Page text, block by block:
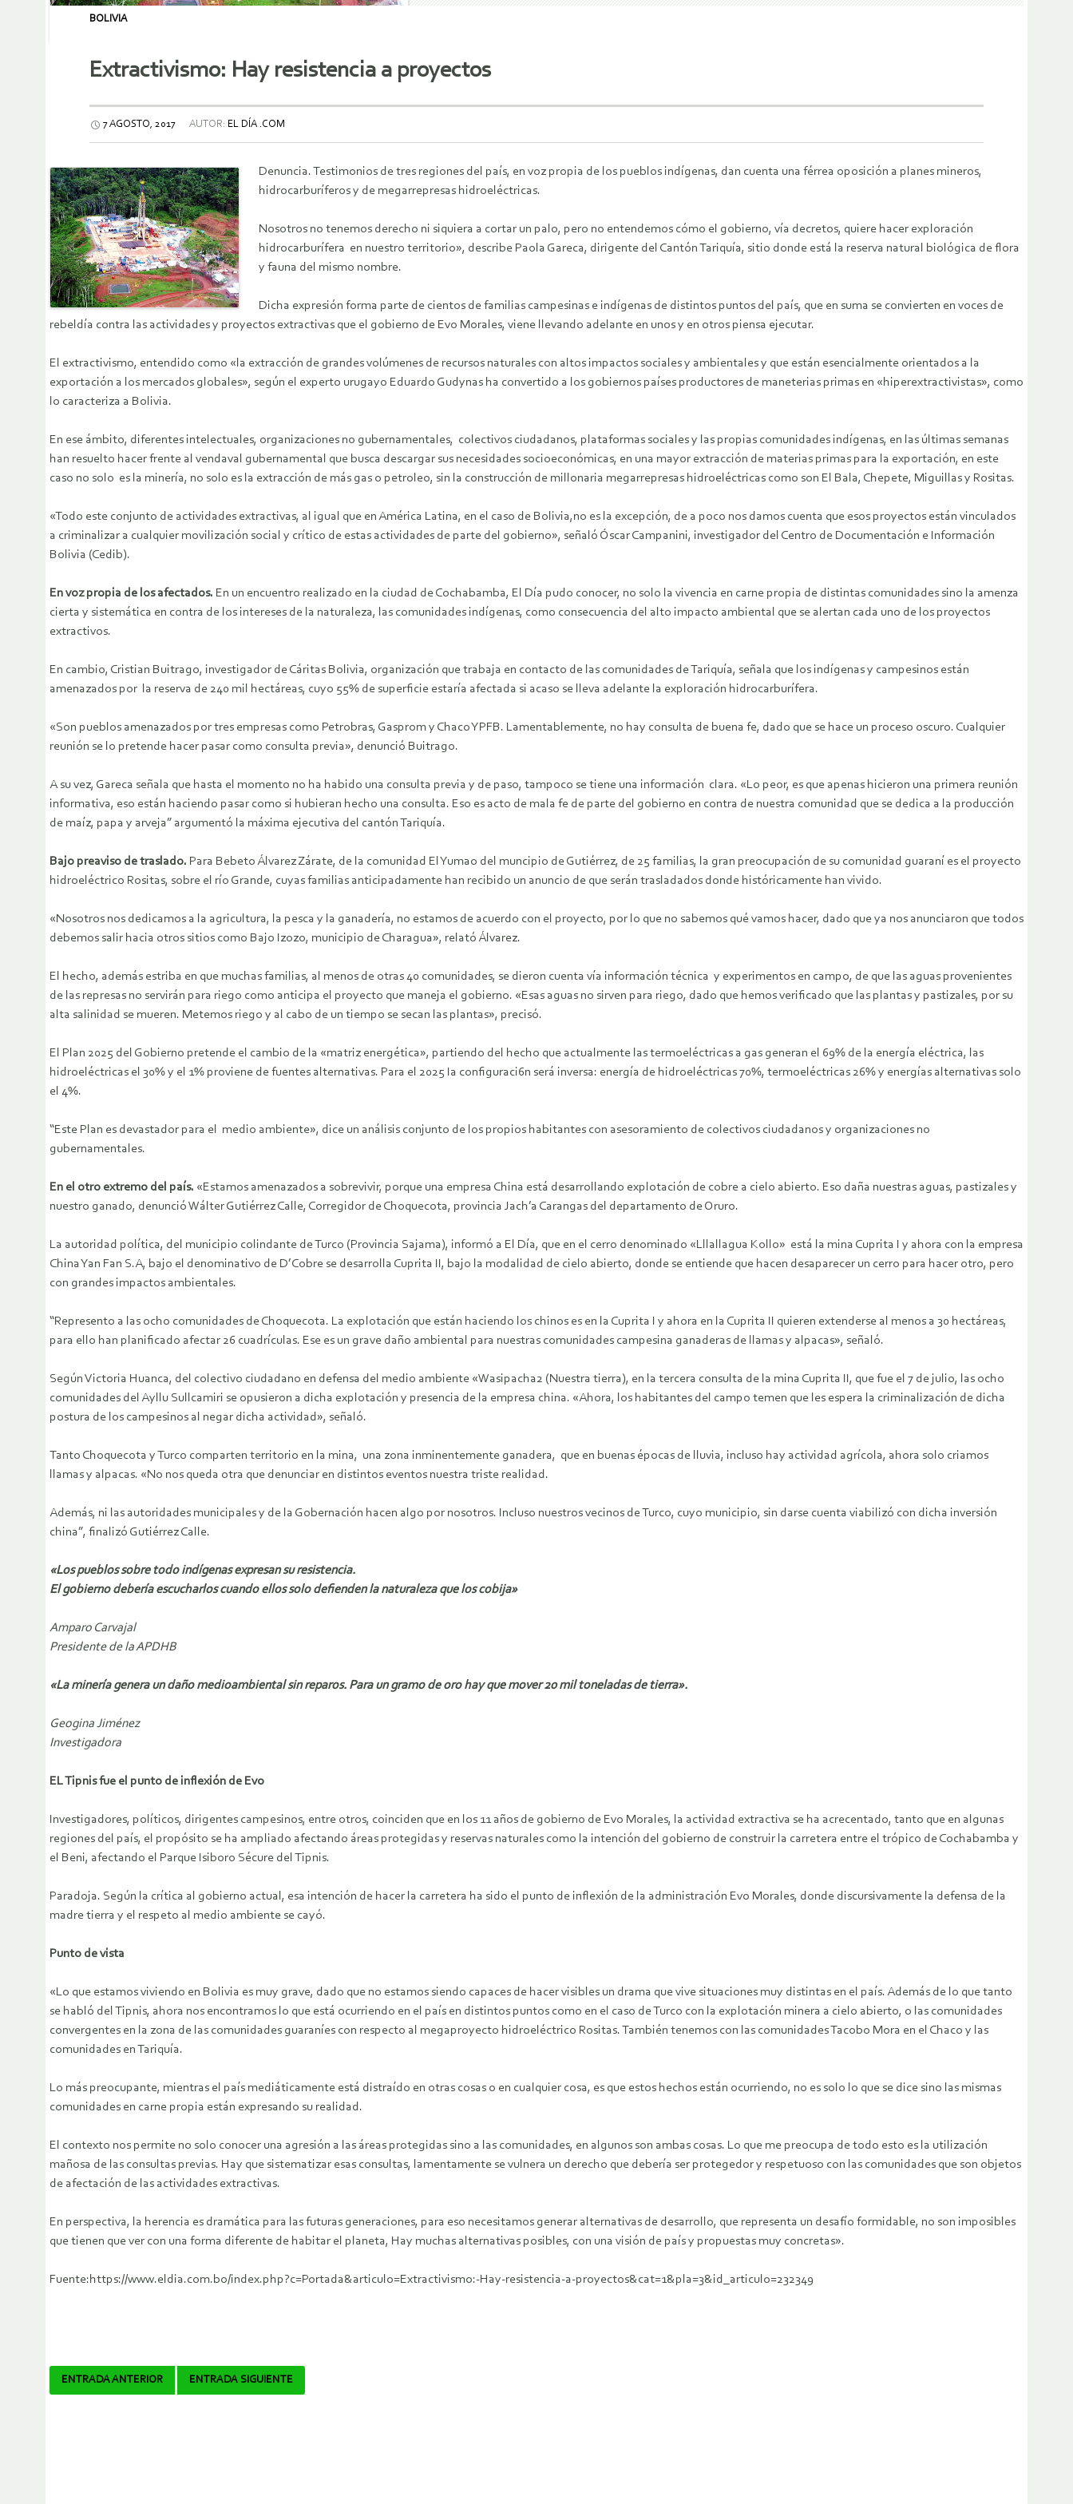
BOLIVIA
Extractivismo: Hay resistencia a proyectos
7 AGOSTO, 2017 AUTOR: EL DÍA .COM
Denuncia. Testimonios de tres regiones del país, en voz propia de los pueblos indígenas, dan cuenta una férrea oposición a planes mineros,
hidrocarburíferos y de megarrepresas hidroeléctricas.
Nosotros no tenemos derecho ni siquiera a cortar un palo, pero no entendemos cómo el gobierno, vía decretos, quiere hacer exploración
hidrocarburífera en nuestro territorio», describe Paola Gareca, dirigente del Cantón Tariquía, sitio donde está la reserva natural biológica de flora
y fauna del mismo nombre.
Dicha expresión forma parte de cientos de familias campesinas e indígenas de distintos puntos del país, que en suma se convierten en voces de
rebeldía contra las actividades y proyectos extractivas que el gobierno de Evo Morales, viene llevando adelante en unos y en otros piensa ejecutar.
El extractivismo, entendido como «la extracción de grandes volúmenes de recursos naturales con altos impactos sociales y ambientales y que están esencialmente orientados a la
exportación a los mercados globales», según el experto urugayo Eduardo Gudynas ha convertido a los gobiernos países productores de maneterias primas en «hiperextractivistas», como
lo caracteriza a Bolivia.
En ese ámbito, diferentes intelectuales, organizaciones no gubernamentales, colectivos ciudadanos, plataformas sociales y las propias comunidades indígenas, en las últimas semanas
han resuelto hacer frente al vendaval gubernamental que busca descargar sus necesidades socioeconómicas, en una mayor extracción de materias primas para la exportación, en este
caso no solo es la minería, no solo es la extracción de más gas o petroleo, sin la construcción de millonaria megarrepresas hidroeléctricas como son El Bala, Chepete, Miguillas y Rositas.
«Todo este conjunto de actividades extractivas, al igual que en América Latina, en el caso de Bolivia,no es la excepción, de a poco nos damos cuenta que esos proyectos están vinculados
a criminalizar a cualquier movilización social y crítico de estas actividades de parte del gobierno», señaló Óscar Campanini, investigador del Centro de Documentación e Información
Bolivia (Cedib).
En voz propia de los afectados. En un encuentro realizado en la ciudad de Cochabamba, El Día pudo conocer, no solo la vivencia en carne propia de distintas comunidades sino la amenza
cierta y sistemática en contra de los intereses de la naturaleza, las comunidades indígenas, como consecuencia del alto impacto ambiental que se alertan cada uno de los proyectos
extractivos.
En cambio, Cristian Buitrago, investigador de Cáritas Bolivia, organización que trabaja en contacto de las comunidades de Tariquía, señala que los indígenas y campesinos están
amenazados por la reserva de 240 mil hectáreas, cuyo 55% de superficie estaría afectada si acaso se lleva adelante la exploración hidrocarburífera.
«Son pueblos amenazados por tres empresas como Petrobras, Gasprom y Chaco YPFB. Lamentablemente, no hay consulta de buena fe, dado que se hace un proceso oscuro. Cualquier
reunión se lo pretende hacer pasar como consulta previa», denunció Buitrago.
A su vez, Gareca señala que hasta el momento no ha habido una consulta previa y de paso, tampoco se tiene una información clara. «Lo peor, es que apenas hicieron una primera reunión
informativa, eso están haciendo pasar como si hubieran hecho una consulta. Eso es acto de mala fe de parte del gobierno en contra de nuestra comunidad que se dedica a la producción
de maíz, papa y arveja” argumentó la máxima ejecutiva del cantón Tariquía.
Bajo preaviso de traslado. Para Bebeto Álvarez Zárate, de la comunidad El Yumao del muncipio de Gutiérrez, de 25 familias, la gran preocupación de su comunidad guaraní es el proyecto
hidroeléctrico Rositas, sobre el río Grande, cuyas familias anticipadamente han recibido un anuncio de que serán trasladados donde históricamente han vivido.
«Nosotros nos dedicamos a la agricultura, la pesca y la ganadería, no estamos de acuerdo con el proyecto, por lo que no sabemos qué vamos hacer, dado que ya nos anunciaron que todos
debemos salir hacia otros sitios como Bajo Izozo, municipio de Charagua», relató Álvarez.
El hecho, además estriba en que muchas familias, al menos de otras 40 comunidades, se dieron cuenta vía información técnica y experimentos en campo, de que las aguas provenientes
de las represas no servirán para riego como anticipa el proyecto que maneja el gobierno. «Esas aguas no sirven para riego, dado que hemos verificado que las plantas y pastizales, por su
alta salinidad se mueren. Metemos riego y al cabo de un tiempo se secan las plantas», precisó.
El Plan 2025 del Gobierno pretende el cambio de la «matriz energética», partiendo del hecho que actualmente las termoeléctricas a gas generan el 69% de la energía eléctrica, las
hidroeléctricas el 30% y el 1% proviene de fuentes alternativas. Para el 2025 Ia configuraci6n será inversa: energía de hidroeléctricas 70%, termoeléctricas 26% y energías alternativas solo
el 4%.
“Este Plan es devastador para el medio ambiente», dice un análisis conjunto de los propios habitantes con asesoramiento de colectivos ciudadanos y organizaciones no
gubernamentales.
En el otro extremo del país. «Estamos amenazados a sobrevivir, porque una empresa China está desarrollando explotación de cobre a cielo abierto. Eso daña nuestras aguas, pastizales y
nuestro ganado, denunció Wálter Gutiérrez Calle, Corregidor de Choquecota, provincia Jach’a Carangas del departamento de Oruro.
La autoridad política, del municipio colindante de Turco (Provincia Sajama), informó a El Día, que en el cerro denominado «Lllallagua Kollo» está la mina Cuprita I y ahora con la empresa
China Yan Fan S.A, bajo el denominativo de D’Cobre se desarrolla Cuprita II, bajo la modalidad de cielo abierto, donde se entiende que hacen desaparecer un cerro para hacer otro, pero
con grandes impactos ambientales.
“Represento a las ocho comunidades de Choquecota. La explotación que están haciendo los chinos es en la Cuprita I y ahora en la Cuprita II quieren extenderse al menos a 30 hectáreas,
para ello han planificado afectar 26 cuadrículas. Ese es un grave daño ambiental para nuestras comunidades campesina ganaderas de llamas y alpacas», señaló.
Según Victoria Huanca, del colectivo ciudadano en defensa del medio ambiente «Wasipacha2 (Nuestra tierra), en la tercera consulta de la mina Cuprita II, que fue el 7 de julio, las ocho
comunidades del Ayllu Sullcamiri se opusieron a dicha explotación y presencia de la empresa china. «Ahora, los habitantes del campo temen que les espera la criminalización de dicha
postura de los campesinos al negar dicha actividad», señaló.
Tanto Choquecota y Turco comparten territorio en la mina, una zona inminentemente ganadera, que en buenas épocas de lluvia, incluso hay actividad agrícola, ahora solo criamos
llamas y alpacas. «No nos queda otra que denunciar en distintos eventos nuestra triste realidad.
Además, ni las autoridades municipales y de la Gobernación hacen algo por nosotros. Incluso nuestros vecinos de Turco, cuyo municipio, sin darse cuenta viabilizó con dicha inversión
china”, finalizó Gutiérrez Calle.
«Los pueblos sobre todo indígenas expresan su resistencia.
El gobierno debería escucharlos cuando ellos solo defienden la naturaleza que los cobija»
Amparo Carvajal
Presidente de la APDHB
«La minería genera un daño medioambiental sin reparos. Para un gramo de oro hay que mover 20 mil toneladas de tierra».
Geogina Jiménez
Investigadora
EL Tipnis fue el punto de inflexión de Evo
Investigadores, políticos, dirigentes campesinos, entre otros, coinciden que en los 11 años de gobierno de Evo Morales, la actividad extractiva se ha acrecentado, tanto que en algunas
regiones del país, el propósito se ha ampliado afectando áreas protegidas y reservas naturales como la intención del gobierno de construir la carretera entre el trópico de Cochabamba y
el Beni, afectando el Parque Isiboro Sécure del Tipnis.
Paradoja. Según la crítica al gobierno actual, esa intención de hacer la carretera ha sido el punto de inflexión de la administración Evo Morales, donde discursivamente la defensa de la
madre tierra y el respeto al medio ambiente se cayó.
Punto de vista
«Lo que estamos viviendo en Bolivia es muy grave, dado que no estamos siendo capaces de hacer visibles un drama que vive situaciones muy distintas en el país. Además de lo que tanto
se habló del Tipnis, ahora nos encontramos lo que está ocurriendo en el país en distintos puntos como en el caso de Turco con la explotación minera a cielo abierto, o las comunidades
convergentes en la zona de las comunidades guaraníes con respecto al megaproyecto hidroeléctrico Rositas. También tenemos con las comunidades Tacobo Mora en el Chaco y las
comunidades en Tariquía.
Lo más preocupante, mientras el país mediáticamente está distraído en otras cosas o en cualquier cosa, es que estos hechos están ocurriendo, no es solo lo que se dice sino las mismas
comunidades en carne propia están expresando su realidad.
El contexto nos permite no solo conocer una agresión a las áreas protegidas sino a las comunidades, en algunos son ambas cosas. Lo que me preocupa de todo esto es la utilización
mañosa de las consultas previas. Hay que sistematizar esas consultas, lamentamente se vulnera un derecho que debería ser protegedor y respetuoso con las comunidades que son objetos
de afectación de las actividades extractivas.
En perspectiva, la herencia es dramática para las futuras generaciones, para eso necesitamos generar alternativas de desarrollo, que representa un desafío formidable, no son imposibles
que tienen que ver con una forma diferente de habitar el planeta, Hay muchas alternativas posibles, con una visión de país y propuestas muy concretas».
Fuente:https://www.eldia.com.bo/index.php?c=Portada&articulo=Extractivismo:-Hay-resistencia-a-proyectos&cat=1&pla=3&id_articulo=232349
Navegador
ENTRADA ANTERIOR ENTRADA SIGUIENTE